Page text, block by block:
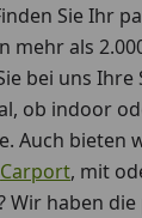
Sie Ihr
mehr als
bei uns Ihre
ob indoor
Auch bieten
Carport, mit
Wir haben